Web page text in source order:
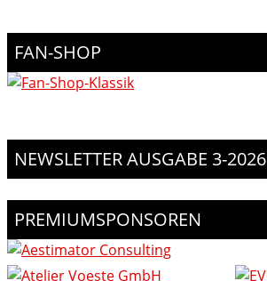
FAN-SHOP
NEWSLETTER AUSGABE 3-2026
PREMIUMSPONSOREN